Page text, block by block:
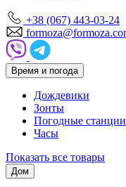
+38 (067) 443-03-24
Время и погода
Дождевики
Зонты
Погодные станции
Часы
Показать все товары
Дом